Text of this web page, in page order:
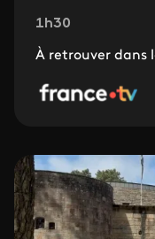
1h30
À retrouver dans